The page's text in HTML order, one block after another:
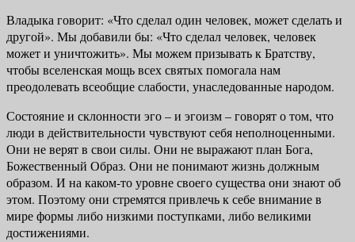
Владыка говорит: «Что сделал один человек, может сделать и
другой». Мы добавили бы: «Что сделал человек, человек
может и уничтожить». Мы можем призывать к Братству,
чтобы вселенская мощь всех святых помогала нам
преодолевать всеобщие слабости, унаследованные народом.
Состояние и склонности эго – и эгоизм – говорят о том, что
люди в дей­ствительности чувствуют себя неполноценными.
Они не верят в свои силы. Они не выражают план Бога,
Божественный Образ. Они не понимают жизнь должным
образом. И на каком-то уровне своего существа они знают об
этом. Поэтому они стремятся привлечь к себе внимание в
мире формы либо низ­кими поступками, либо великими
достижениями.